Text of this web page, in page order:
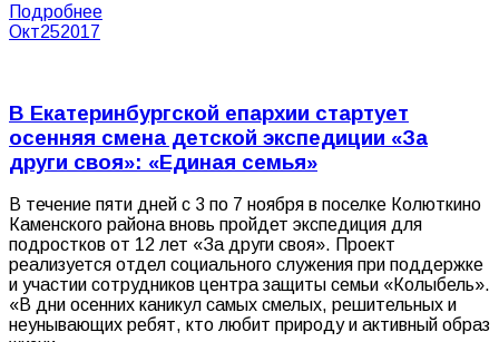
Подробнее
Окт252017
В Екатеринбургской епархии стартует
осенняя смена детской экспедиции «За
други своя»: «Единая семья»
В течение пяти дней с 3 по 7 ноября в поселке Колюткино
Каменского района вновь пройдет экспедиция для
подростков от 12 лет «За други своя». Проект
реализуется отдел социального служения при поддержке
и участии сотрудников центра защиты семьи «Колыбель».
«В дни осенних каникул самых смелых, решительных и
неунывающих ребят, кто любит природу и активный образ